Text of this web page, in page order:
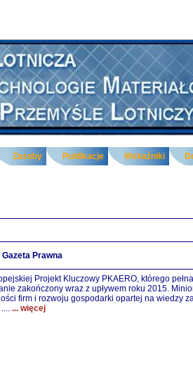
Zasoby Publikacje Wskaźniki
Prawna
Projekt Kluczowy PKAERO, którego
zakończony wraz z upływem roku 2015.
firm i rozwoju gospodarki opartej na wiedzy
... więcej